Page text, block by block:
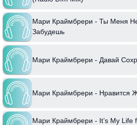
Мари Краймбрери - Ты Меня
Забудешь
Мари Краймбрери - Давай
Мари Краймбрери - Нравится
Мари Краймбрери - It’s My Life